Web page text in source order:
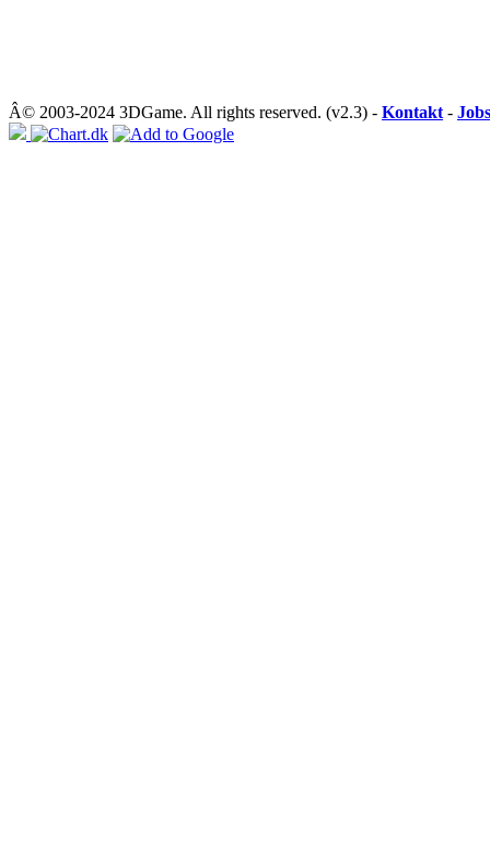
Â© 2003-2024 3DGame. All rights reserved. (v2.3) - Kontakt - Jobs